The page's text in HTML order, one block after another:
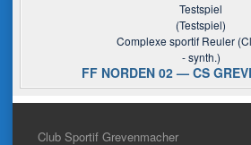
Testspiel
(Testspiel)
Complexe sportif Reuler
- synth.)
FF NORDEN 02 — CS
Club Sportif Grevenmacher